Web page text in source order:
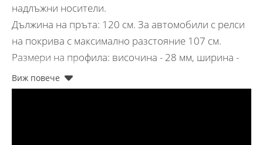
надлъжни носители.
Дължина на пръта: 120 см. За автомобили с релси
на покрива с максимално разстояние 107 см.
Размери на профила: височина - 28 мм, ширина -
48 мм.
Необходими размери на гредите на автомобила: